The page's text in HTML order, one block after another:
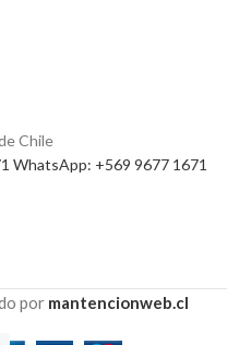
Chile
WhatsApp: +569 9677 1671
por mantencionweb.cl